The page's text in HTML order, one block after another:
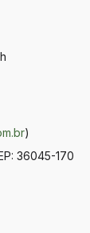
)
36045-170